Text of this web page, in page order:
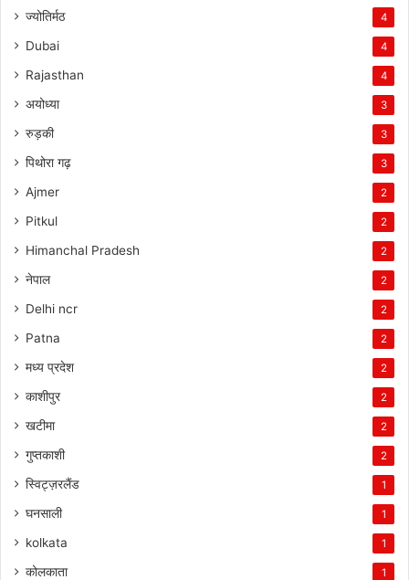
ज्योतिर्मठ 4
Dubai 4
Rajasthan 4
अयोध्या 3
रुड़की 3
पिथोरा गढ़ 3
Ajmer 2
Pitkul 2
Himanchal Pradesh 2
नेपाल 2
Delhi ncr 2
Patna 2
मध्य प्रदेश 2
काशीपुर 2
खटीमा 2
गुप्तकाशी 2
स्विट्ज़रलैंड 1
घनसाली 1
kolkata 1
कोलकाता 1